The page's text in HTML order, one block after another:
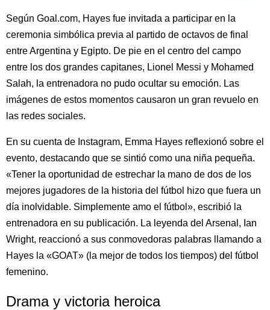
Según Goal.com, Hayes fue invitada a participar en la
ceremonia simbólica previa al partido de octavos de final
entre Argentina y Egipto. De pie en el centro del campo
entre los dos grandes capitanes, Lionel Messi y Mohamed
Salah, la entrenadora no pudo ocultar su emoción. Las
imágenes de estos momentos causaron un gran revuelo en
las redes sociales.
En su cuenta de Instagram, Emma Hayes reflexionó sobre el
evento, destacando que se sintió como una niña pequeña.
«Tener la oportunidad de estrechar la mano de dos de los
mejores jugadores de la historia del fútbol hizo que fuera un
día inolvidable. Simplemente amo el fútbol», escribió la
entrenadora en su publicación. La leyenda del Arsenal, Ian
Wright, reaccionó a sus conmovedoras palabras llamando a
Hayes la «GOAT» (la mejor de todos los tiempos) del fútbol
femenino.
Drama y victoria heroica